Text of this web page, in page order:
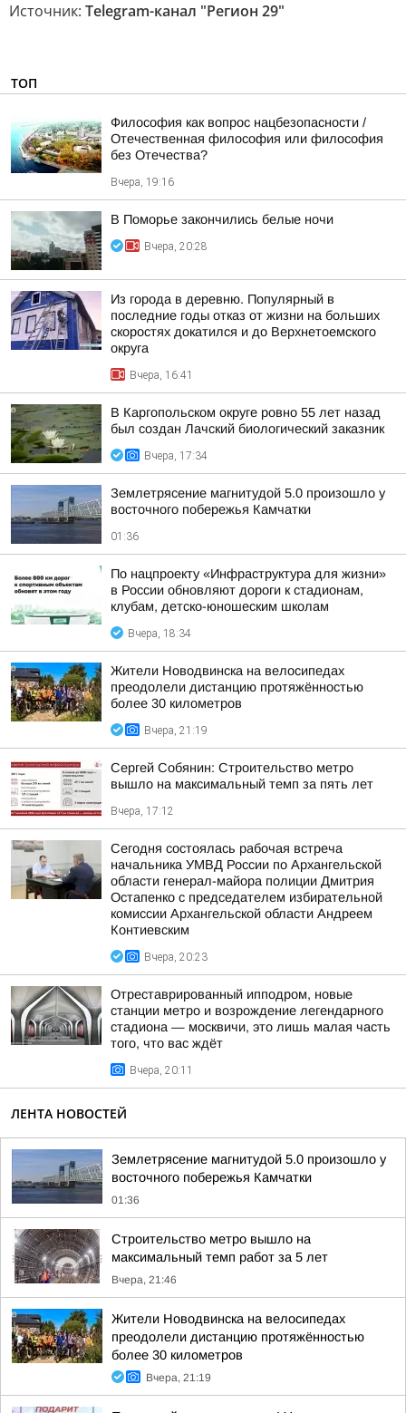
Источник: Telegram-канал "Регион 29"
ТОП
Философия как вопрос нацбезопасности /
Отечественная философия или философия
без Отечества?
Вчера, 19:16
В Поморье закончились белые ночи
Вчера, 20:28
Из города в деревню. Популярный в
последние годы отказ от жизни на больших
скоростях докатился и до Верхнетоемского
округа
Вчера, 16:41
В Каргопольском округе ровно 55 лет назад
был создан Лачский биологический заказник
Вчера, 17:34
Землетрясение магнитудой 5.0 произошло у
восточного побережья Камчатки
01:36
По нацпроекту «Инфраструктура для жизни»
в России обновляют дороги к стадионам,
клубам, детско-юношеским школам
Вчера, 18:34
Жители Новодвинска на велосипедах
преодолели дистанцию протяжённостью
более 30 километров
Вчера, 21:19
Сергей Собянин: Строительство метро
вышло на максимальный темп за пять лет
Вчера, 17:12
Сегодня состоялась рабочая встреча
начальника УМВД России по Архангельской
области генерал-майора полиции Дмитрия
Остапенко с председателем избирательной
комиссии Архангельской области Андреем
Контиевским
Вчера, 20:23
Отреставрированный ипподром, новые
станции метро и возрождение легендарного
стадиона — москвичи, это лишь малая часть
того, что вас ждёт
Вчера, 20:11
ЛЕНТА НОВОСТЕЙ
Землетрясение магнитудой 5.0 произошло у
восточного побережья Камчатки
01:36
Строительство метро вышло на
максимальный темп работ за 5 лет
Вчера, 21:46
Жители Новодвинска на велосипедах
преодолели дистанцию протяжённостью
более 30 километров
Вчера, 21:19